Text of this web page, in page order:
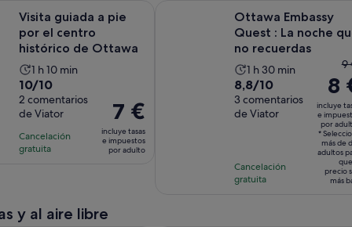
Visita guiada a pie
por el centro
histórico de Ottawa
La
duración
de
la
actividad
es
10 minutos
1 h 10 min
10.0
sobre
10
con
2
10/10
2 comentarios
de Viator
Cancelación
gratuita
El
precio
es
de
7 €
incluye tasas
e impuestos
por adulto
Ottawa Embassy
Quest : La noche
no recuerdas
La
duración
de
la
de
1 hora
1 h 30 min
8.8
sobre
10
comentarios
8,8/10
3 comentarios
de Viator
Cancelación
gratuita
El
9
y
el
9
8
incluye
e
por
*
más de
adultos
precio
más
y al aire libre